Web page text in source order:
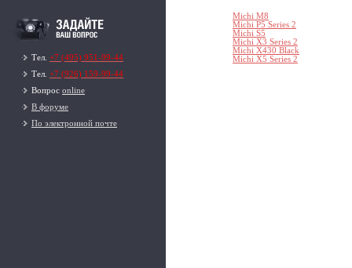
Тел. +7 (495) 951-99-44
Тел. +7 (926) 159-99-44
Вопрос online
В форуме
По электронной почте
Michi M8
Michi P5 Series 2
Michi S5
Michi X3 Series 2
Michi X430 Black
Michi X5 Series 2